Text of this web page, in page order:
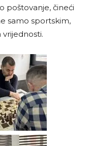
poštovanje, čineći
samo sportskim,